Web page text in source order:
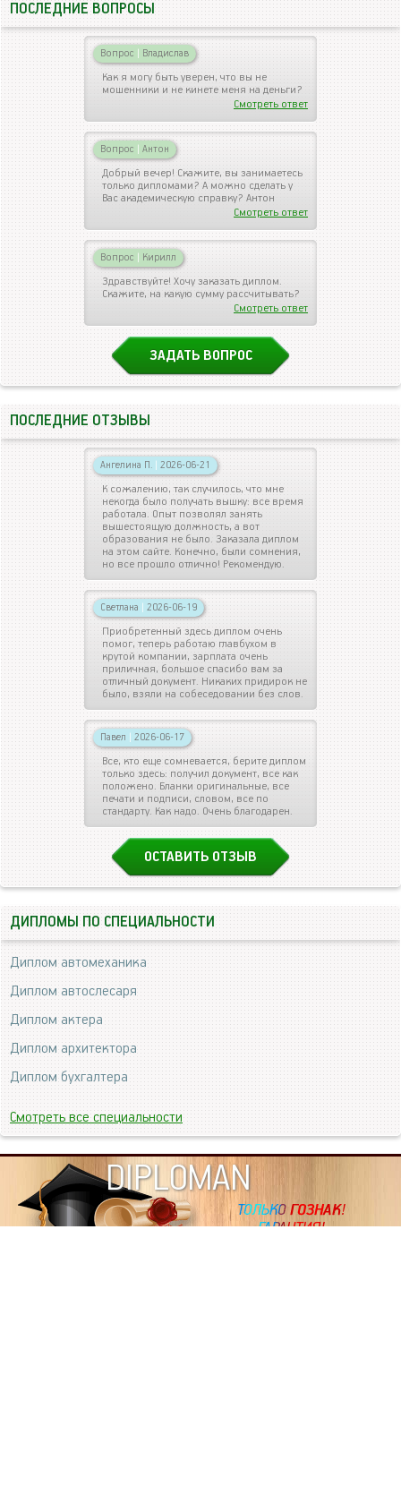
ПОСЛЕДНИЕ ВОПРОСЫ
Вопрос Владислав
Как я могу быть уверен, что вы не
мошенники и не кинете меня на деньги?
Смотреть ответ
Вопрос Антон
Добрый вечер! Скажите, вы занимаетесь
только дипломами? А можно сделать у
Вас академическую справку? Антон
Смотреть ответ
Вопрос Кирилл
Здравствуйте! Хочу заказать диплом.
Скажите, на какую сумму рассчитывать?
Смотреть ответ
ЗАДАТЬ ВОПРОС
ПОСЛЕДНИЕ ОТЗЫВЫ
Ангелина П. 2026-06-21
К сожалению, так случилось, что мне
некогда было получать вышку: все время
работала. Опыт позволял занять
вышестоящую должность, а вот
образования не было. Заказала диплом
на этом сайте. Конечно, были сомнения,
но все прошло отлично! Рекомендую.
Светлана 2026-06-19
Приобретенный здесь диплом очень
помог, теперь работаю главбухом в
крутой компании, зарплата очень
приличная, большое спасибо вам за
отличный документ. Никаких придирок не
было, взяли на собеседовании без слов.
Павел 2026-06-17
Все, кто еще сомневается, берите диплом
только здесь: получил документ, все как
положено. Бланки оригинальные, все
печати и подписи, словом, все по
стандарту. Как надо. Очень благодарен.
ОСТАВИТЬ ОТЗЫВ
ДИПЛОМЫ ПО СПЕЦИАЛЬНОСТИ
Диплом автомеханика
Диплом автослесаря
Диплом актера
Диплом архитектора
Диплом бухгалтера
Смотреть все специальности
DIPLOMAN